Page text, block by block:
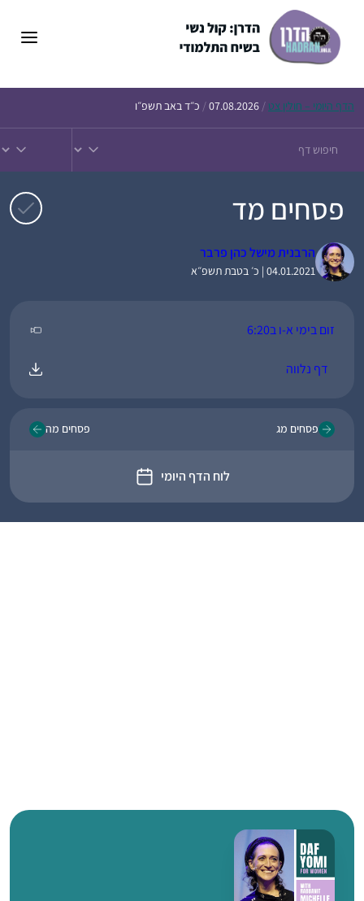
הדף היומי – חולין צט /
07.08.2026
/ כ״ד באב תשפ״ו
פסחים מד
הרבנית מישל כהן פרבר
04.01.2021 | כ׳ בטבת תשפ״א
זום בימי א-ו ב6:20
דף נלווה
פסחים מג
לוח הדף היומי
פסחים מה